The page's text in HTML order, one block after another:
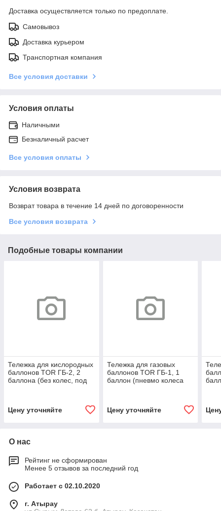
Доставка осуществляется только по предоплате.
Самовывоз
Доставка курьером
Транспортная компания
Все условия доставки
Условия оплаты
Наличными
Безналичный расчет
Все условия оплаты
Условия возврата
Возврат товара в течение 14 дней по договоренности
Все условия возврата
Подобные товары компании
Тележка для кислородных
баллонов TOR ГБ-2, 2
баллона (без колес, под
Цену уточняйте
Тележка для газовых
баллонов TOR ГБ-1, 1
баллон (пневмо колеса
Цену уточняйте
О нас
Рейтинг не сформирован
Менее 5 отзывов за последний год
Работает с 02.10.2020
г. Атырау